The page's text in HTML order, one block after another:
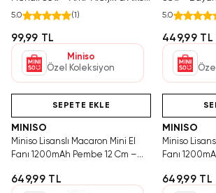
İçermez
5.0 (1 )
99,99 TL
Miniso
Özel Koleksiyon
5.0
449,99 TL
SEPETE EKLE
MINISO
Miniso Lisanslı Macaron Mini El
Fanı 1200mAh Pembe 12 Cm –
649,99 TL
MINISO
Miniso
Fanı
649,99 TL